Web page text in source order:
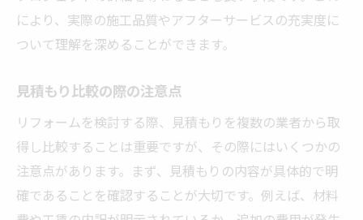
により、実際の施工品質やアフターサービスの充実度に
ついて理解を深めることができます。
見積もり比較の際の注意点
リフォームを検討する際、見積もりを複数の業者から取
得し比較することは重要ですが、その際にはいくつかの
注意点があります。まず、見積もりの内容が具体的で明
確であることを確認することが大切です。例えば、材料